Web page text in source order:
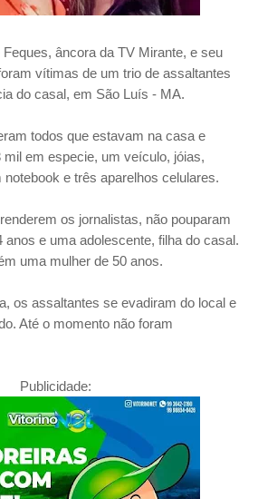
âncora da TV Mirante, e seu
vítimas de um trio de assaltantes
do casal, em São Luís - MA.
todos que estavam na casa e
em especie, um veículo, jóias,
e três aparelhos celulares.
os jornalistas, não pouparam
anos e uma adolescente, filha do casal.
uma mulher de 50 anos.
os assaltantes se evadiram do local e
Até o momento não foram
Publicidade: